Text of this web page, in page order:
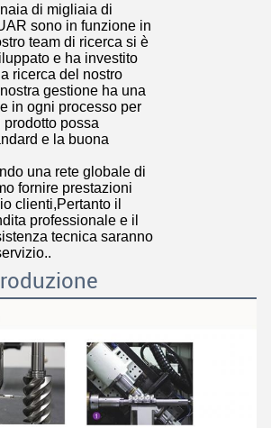
di migliaia di
sono in funzione in
team di ricerca si è
e ha investito
ricerca del nostro
gestione ha una
in ogni processo per
possa
e la buona
una rete globale di
fornire prestazioni
clienti,Pertanto il
professionale e il
tecnica saranno